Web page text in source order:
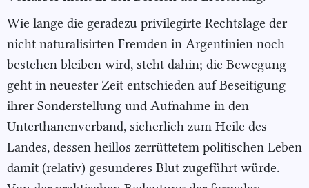
Wie lange die geradezu privilegirte Rechtslage der
nicht naturalisirten Fremden in Argentinien noch
bestehen bleiben wird, steht dahin; die Bewegung
geht in neuester Zeit entschieden auf Beseitigung
ihrer Sonderstellung und Aufnahme in den
Unterthanenverband, sicherlich zum Heile des
Landes, dessen heillos zerrüttetem politischen Leben
damit (relativ) gesunderes Blut zugeführt würde.